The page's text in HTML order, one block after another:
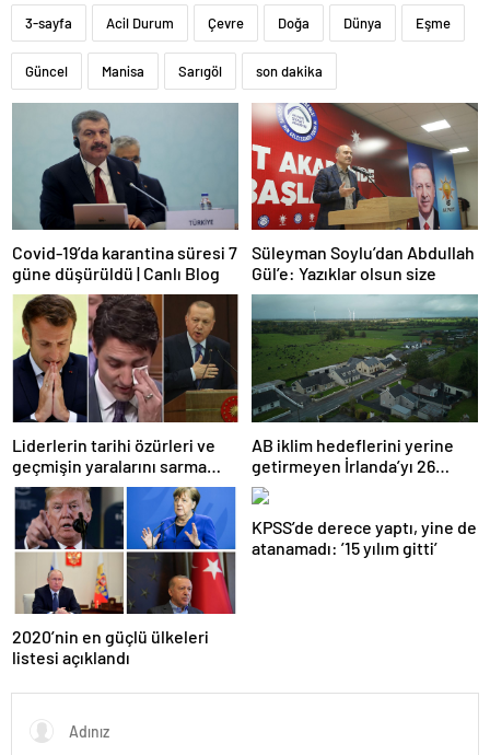
3-sayfa Acil Durum Çevre Doğa Dünya Eşme
Güncel Manisa Sarıgöl son dakika
Covid-19’da karantina süresi 7
güne düşürüldü | Canlı Blog
Süleyman Soylu’dan Abdullah
Gül’e: Yazıklar olsun size
Liderlerin tarihi özürleri ve
geçmişin yaralarını sarma
çabaları
AB iklim hedeflerini yerine
getirmeyen İrlanda’yı 26
milyar euroluk ceza bekliyor
olabilir
2020’nin en güçlü ülkeleri
listesi açıklandı
KPSS’de derece yaptı, yine de
atanamadı: ’15 yılım gitti’